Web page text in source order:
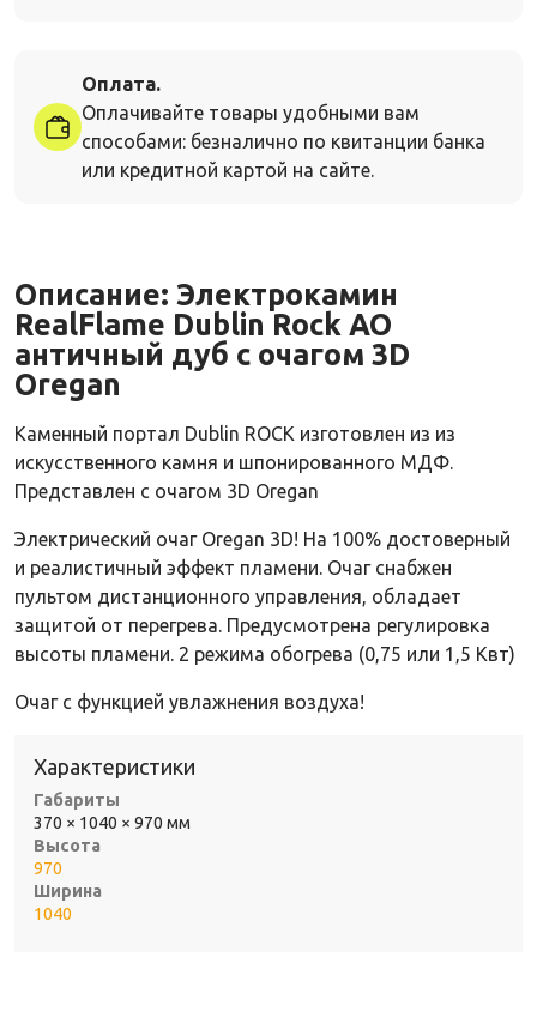
Оплата.
Оплачивайте товары удобными вам
способами: безналично по квитанции банка
или кредитной картой на сайте.
Описание: Электрокамин
RealFlame Dublin Rock AO
античный дуб с очагом 3D
Oregan
Каменный портал Dublin ROCK изготовлен из из
искусственного камня и шпонированного МДФ.
Представлен с очагом 3D Oregan
Электрический очаг Oregan 3D! На 100% достоверный
и реалистичный эффект пламени. Очаг снабжен
пультом дистанционного управления, обладает
защитой от перегрева. Предусмотрена регулировка
высоты пламени. 2 режима обогрева (0,75 или 1,5 Квт)
Очаг с функцией увлажнения воздуха!
Характеристики
Габариты
370 × 1040 × 970 мм
Высота
970
Ширина
1040